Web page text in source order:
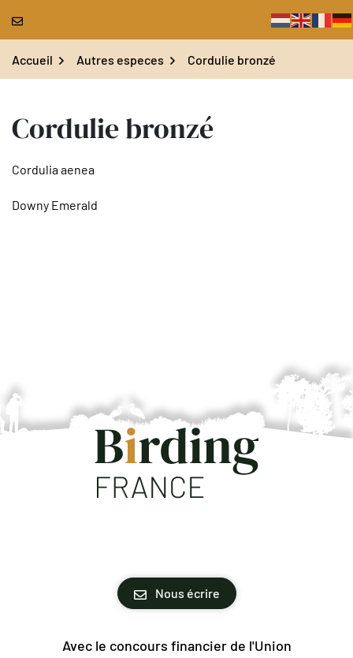
au
Accueil Autres especes Cordulie bronzé
Cordulie bronzé
Cordulia aenea
Downy Emerald
Nous écrire
Avec le concours financier de l'Union